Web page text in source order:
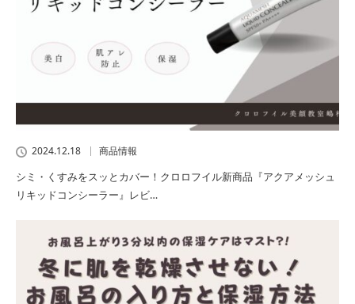
2024.12.18 商品情報
シミ・くすみをスッとカバー！クロロフイル新商品『アクアメッシュ
リキッドコンシーラー』レビ…